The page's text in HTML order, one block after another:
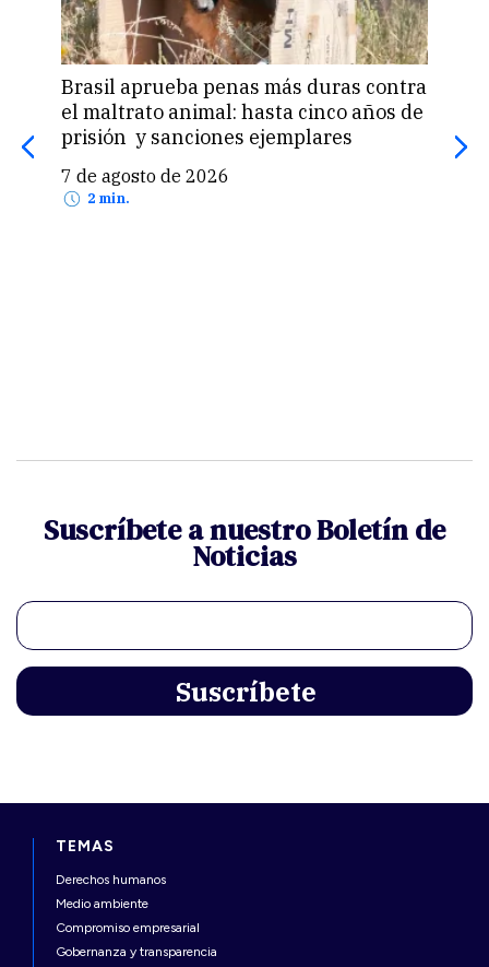
Brasil aprueba penas más duras contra
el maltrato animal: hasta cinco años de
prisión y sanciones ejemplares
7 de agosto de 2026
2 min.
Suscríbete a nuestro Boletín de
Noticias
TEMAS
Derechos humanos
Medio ambiente
Compromiso empresarial
Gobernanza y transparencia